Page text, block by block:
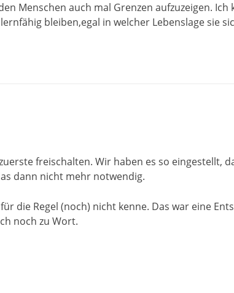
Menschen auch mal Grenzen aufzuzeigen. Ich
bleiben,egal in welcher Lebenslage sie
freischalten. Wir haben es so eingestellt,
dann nicht mehr notwendig.
die Regel (noch) nicht kenne. Das war eine
noch zu Wort.